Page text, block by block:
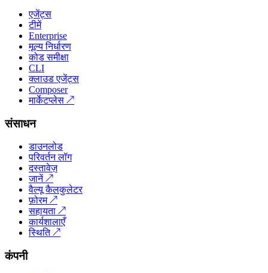
एजेंट्स
टीमें
Enterprise
मूल्य निर्धारण
कोड समीक्षा
CLI
क्लाउड एजेंट्स
Composer
मार्केटप्लेस ↗
संसाधन
डाउनलोड
परिवर्तन लॉग
दस्तावेज़
जानें↗
वैल्यू कैलकुलेटर
फ़ोरम↗
सहायता ↗
कार्यशालाएँ
स्थिति↗
कंपनी